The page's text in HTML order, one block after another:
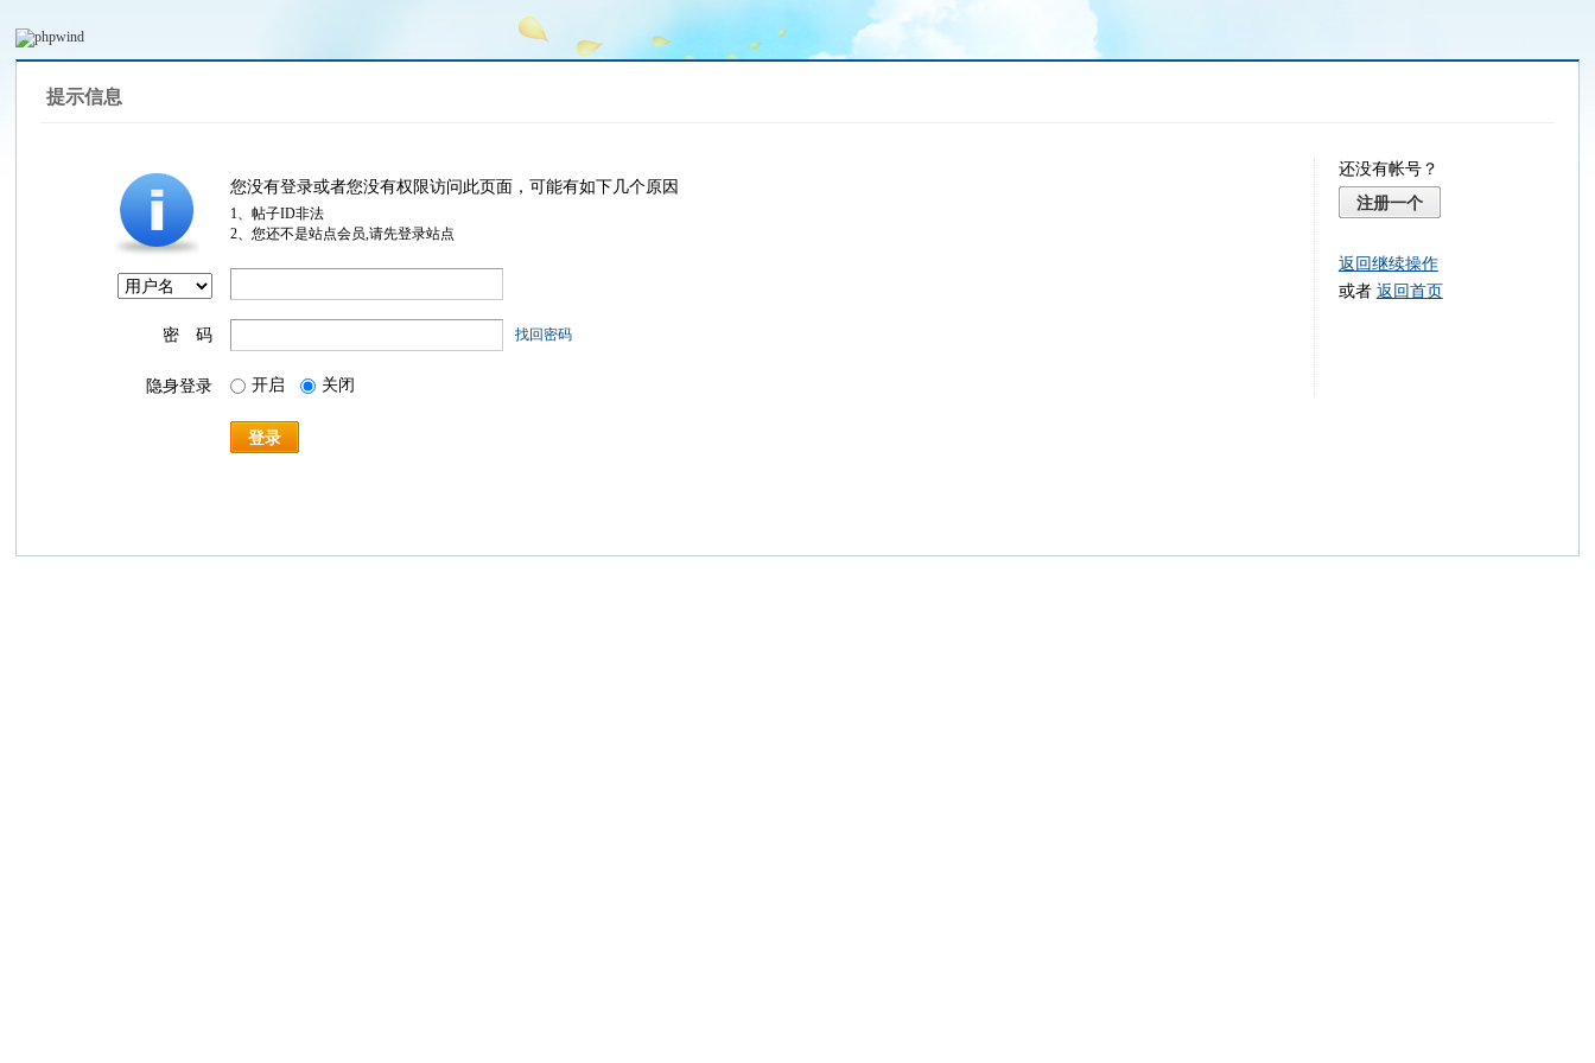
提示信息
您没有登录或者您没有权限访问此页面，可能有如下几个原因
1、帖子ID非法
2、您还不是站点会员,请先登录站点
密 码 找回密码
隐身登录 开启 关闭
登录
还没有帐号？
注册一个
返回继续操作
或者 返回首页